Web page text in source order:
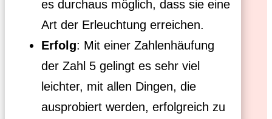
es durchaus möglich, dass sie eine
Art der Erleuchtung erreichen.
Erfolg: Mit einer Zahlenhäufung
der Zahl 5 gelingt es sehr viel
leichter, mit allen Dingen, die
ausprobiert werden, erfolgreich zu